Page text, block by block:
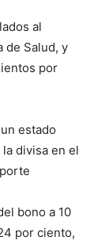
al
de Salud, y
por
estado
divisa en el
bono a 10
por ciento,